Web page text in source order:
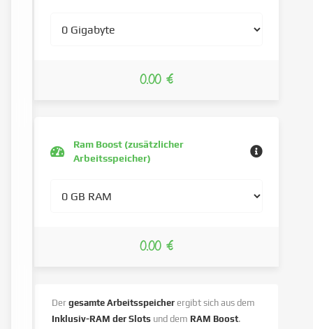
0.00 €
Ram Boost (zusätzlicher
Arbeitsspeicher)
0.00 €
Dergesamte Arbeitsspeicher ergibt sich aus dem
Inklusiv-RAM der Slots und dem RAM Boost.